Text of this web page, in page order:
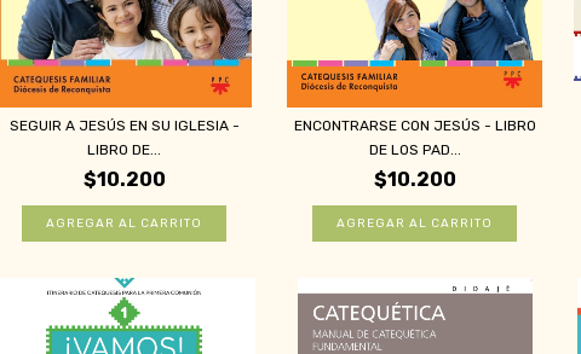
SEGUIR A JESÚS EN SU IGLESIA -
LIBRO DE...
$10.200
ENCONTRARSE CON JESÚS - LIBRO
DE LOS PAD...
$10.200